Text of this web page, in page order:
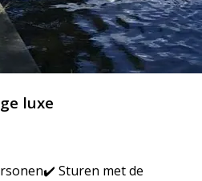
luxe
✔️ Sturen met de